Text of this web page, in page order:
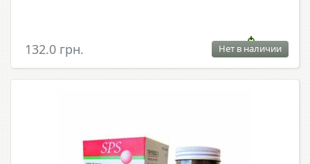
132.0 грн. Нет в наличии